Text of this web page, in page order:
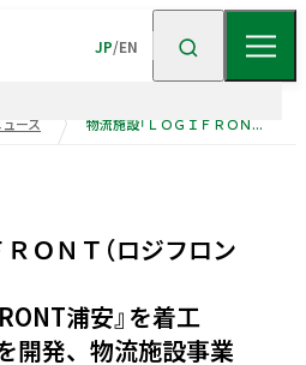
トップメッセージ
事業・ポートフォリ
JP/EN
ュース
ＯＮＴ（ロジフロン
浦安』を着工
開発、物流施設事業